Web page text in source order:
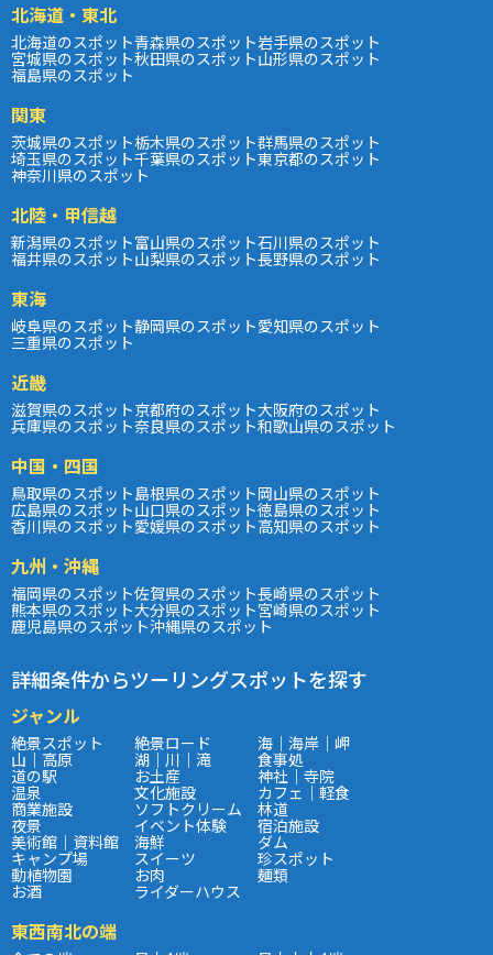
北海道・東北
北海道のスポット青森県のスポット岩手県のスポット
宮城県のスポット秋田県のスポット山形県のスポット
福島県のスポット
関東
茨城県のスポット栃木県のスポット群馬県のスポット
埼玉県のスポット千葉県のスポット東京都のスポット
神奈川県のスポット
北陸・甲信越
新潟県のスポット富山県のスポット石川県のスポット
福井県のスポット山梨県のスポット長野県のスポット
東海
岐阜県のスポット静岡県のスポット愛知県のスポット
三重県のスポット
近畿
滋賀県のスポット京都府のスポット大阪府のスポット
兵庫県のスポット奈良県のスポット和歌山県のスポット
中国・四国
鳥取県のスポット島根県のスポット岡山県のスポット
広島県のスポット山口県のスポット徳島県のスポット
香川県のスポット愛媛県のスポット高知県のスポット
九州・沖縄
福岡県のスポット佐賀県のスポット長崎県のスポット
熊本県のスポット大分県のスポット宮崎県のスポット
鹿児島県のスポット沖縄県のスポット
詳細条件からツーリングスポットを探す
ジャンル
絶景スポット 絶景ロード 海｜海岸｜岬
山｜高原 湖｜川｜滝 食事処
道の駅 お土産 神社｜寺院
温泉 文化施設 カフェ｜軽食
商業施設 ソフトクリーム 林道
夜景 イベント体験 宿泊施設
美術館｜資料館 海鮮 ダム
キャンプ場 スイーツ 珍スポット
動植物園 お肉 麺類
お酒 ライダーハウス
東西南北の端